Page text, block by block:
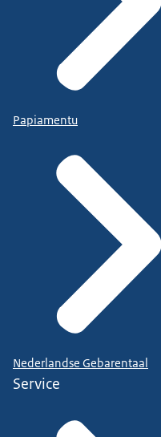
Papiamentu
Nederlandse Gebarentaal
Service